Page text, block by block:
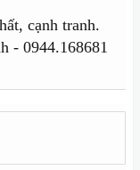
cạnh tranh.
- 0944.168681